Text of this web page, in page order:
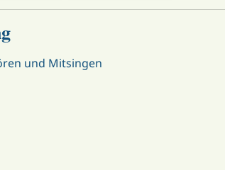
und Mitsingen